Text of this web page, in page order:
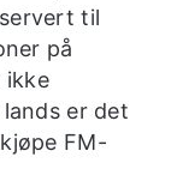
til
på
ikke
er det
FM-